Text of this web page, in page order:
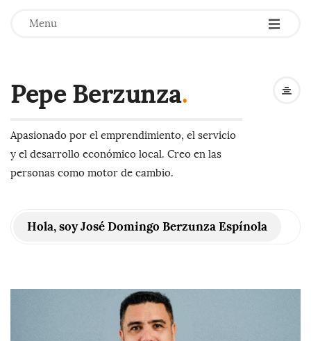
Menu -
-
-
Pepe Berzunza.
Apasionado por el emprendimiento, el servicio
y el desarrollo económico local. Creo en las
personas como motor de cambio.
Hola, soy José Domingo Berzunza Espínola